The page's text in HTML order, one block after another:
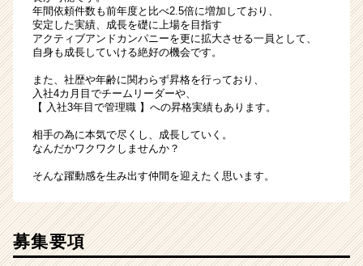
年間依頼件数も前年度と比べ2.5倍に増加しており、
安定した実績、成長を礎に上場を目指す
アクティブアンドカンパニーを更に拡大させる一員として、
自身も成長していける絶好の機会です。
また、社歴や年齢に関わらず昇格を行っており、
入社4カ月目でチームリーダーや、
【 入社3年目で管理職 】への昇格実績もあります。
相手の為に本気で尽くし、成長していく。
なんだかワクワクしませんか？
そんな躍動感を生み出す仲間を迎えたく思います。
募集要項